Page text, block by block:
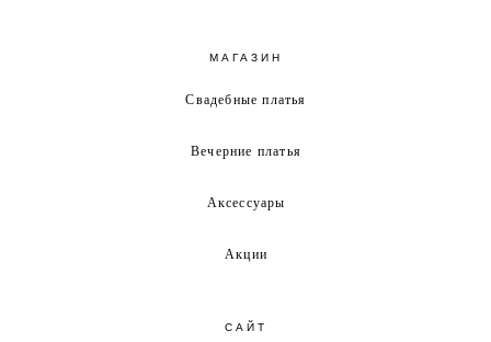
МАГАЗИН
Свадебные платья
Вечерние платья
Аксессуары
Акции
САЙТ